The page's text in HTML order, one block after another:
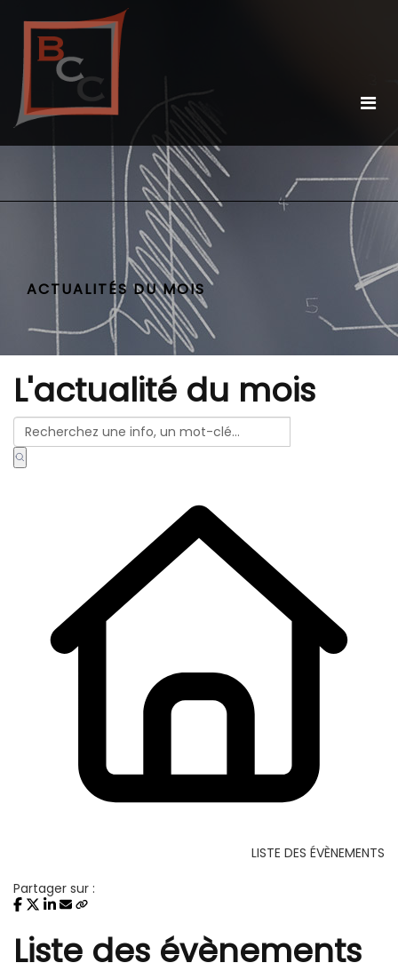
ACTUALITÉS DU MOIS
L'actualité du mois
LISTE DES ÉVÈNEMENTS
Partager sur :
Liste des évènements